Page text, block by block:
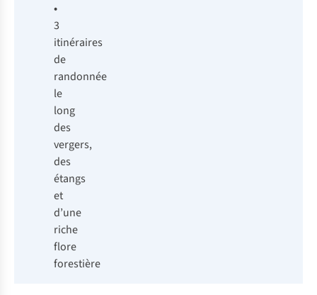
•
3
itinéraires
de
randonnée
le
long
des
vergers,
des
étangs
et
d’une
riche
flore
forestière